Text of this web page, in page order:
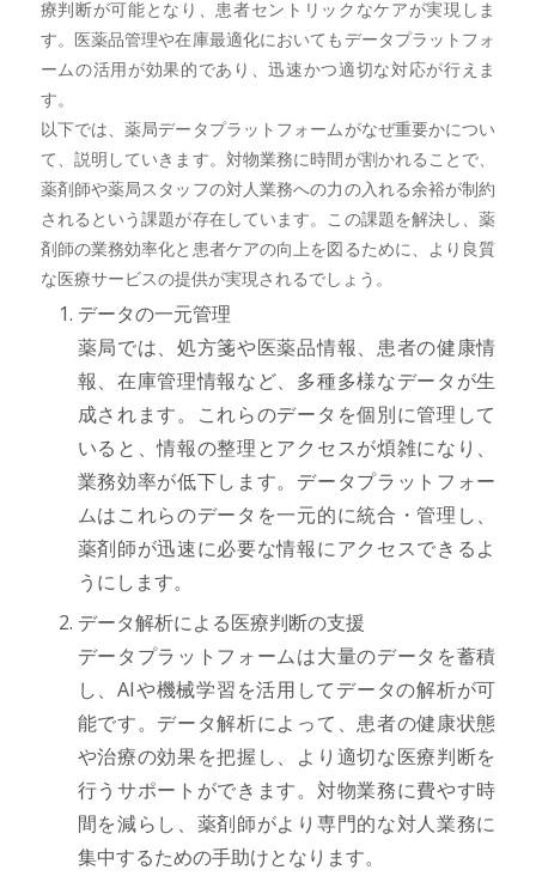
療判断が可能となり、患者セントリックなケアが実現しま
す。医薬品管理や在庫最適化においてもデータプラットフォ
ームの活用が効果的であり、迅速かつ適切な対応が行えま
す。
以下では、薬局データプラットフォームがなぜ重要かについ
て、説明していきます。対物業務に時間が割かれることで、
薬剤師や薬局スタッフの対人業務への力の入れる余裕が制約
されるという課題が存在しています。この課題を解決し、薬
剤師の業務効率化と患者ケアの向上を図るために、より良質
な医療サービスの提供が実現されるでしょう。
データの一元管理
薬局では、処方箋や医薬品情報、患者の健康情
報、在庫管理情報など、多種多様なデータが生
成されます。これらのデータを個別に管理して
いると、情報の整理とアクセスが煩雑になり、
業務効率が低下します。データプラットフォー
ムはこれらのデータを一元的に統合・管理し、
薬剤師が迅速に必要な情報にアクセスできるよ
うにします。
データ解析による医療判断の支援
データプラットフォームは大量のデータを蓄積
し、AIや機械学習を活用してデータの解析が可
能です。データ解析によって、患者の健康状態
や治療の効果を把握し、より適切な医療判断を
行うサポートができます。対物業務に費やす時
間を減らし、薬剤師がより専門的な対人業務に
集中するための手助けとなります。